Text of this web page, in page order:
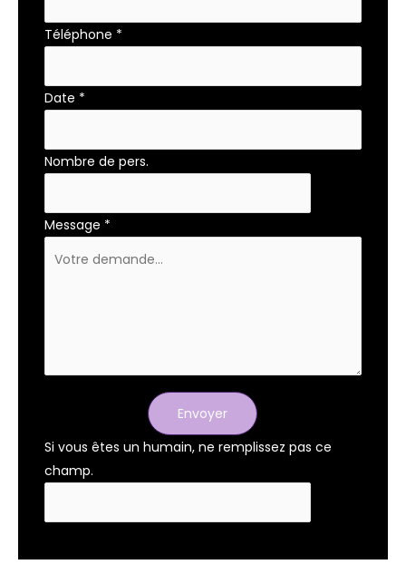
Téléphone *
Date *
Nombre de pers.
Message *
Envoyer
Si vous êtes un humain, ne remplissez pas ce
champ.